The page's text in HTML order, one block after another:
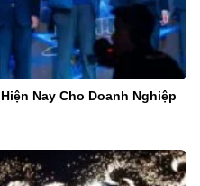
Nay Cho Doanh Nghiệp